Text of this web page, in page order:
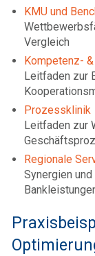
KMU und
Vergleich
Kompetenz-
Leitfaden zur
Prozessklinik
Leitfaden zur
Regionale
Synergien